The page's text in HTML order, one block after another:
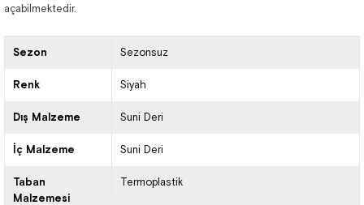
açabilmektedir.
Sezon Sezonsuz
Renk Siyah
Dış Malzeme Suni Deri
İç Malzeme Suni Deri
Taban
Malzemesi
Termoplastik